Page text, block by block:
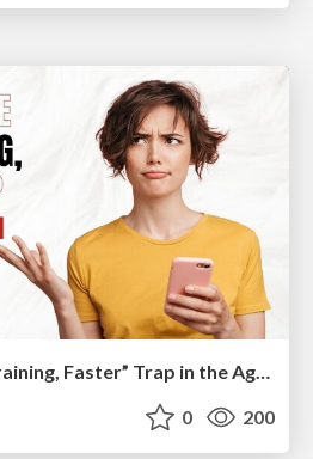
Avoiding the “Bad Training, Faster” Trap in the Age of AI
0 200